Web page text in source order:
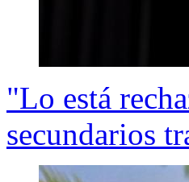
"Lo está
secundarios